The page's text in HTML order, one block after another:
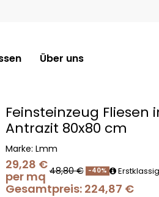
Über uns
Feinsteinzeug Fliesen
Antrazit 80x80 cm
Marke: Lmm
29,28 €
per mq 48,80 € -40%
Gesamtpreis: 224,87 €